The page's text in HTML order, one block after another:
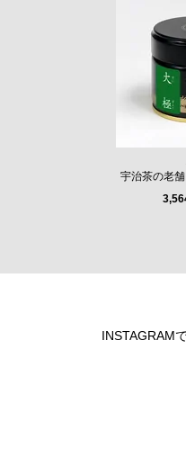
宇治茶の老
INSTAGRAM